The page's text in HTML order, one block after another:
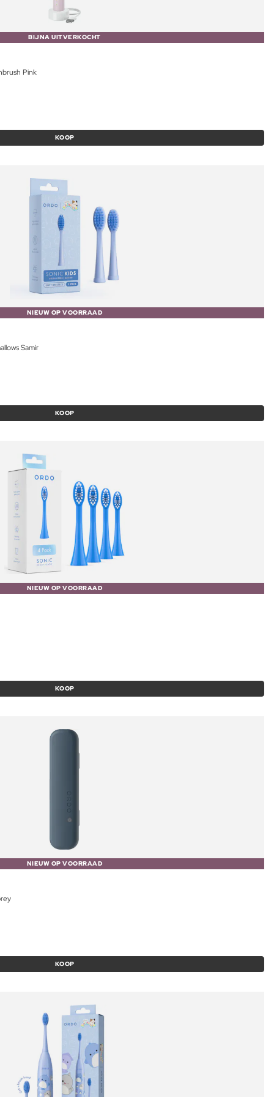
BIJNA UITVERKOCHT
Pink
KOOP
NIEUW OP VOORRAAD
Samir
KOOP
NIEUW OP VOORRAAD
KOOP
NIEUW OP VOORRAAD
KOOP